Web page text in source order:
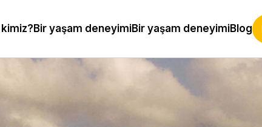
Bir yaşam deneyimiBir yaşam deneyimiBlog